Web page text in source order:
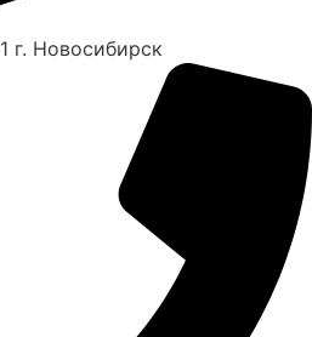
г. Новосибирск